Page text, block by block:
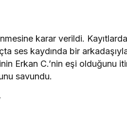
karar verildi.
ses kaydında bir
Erkan C.’nin eşi olduğunu
savundu.